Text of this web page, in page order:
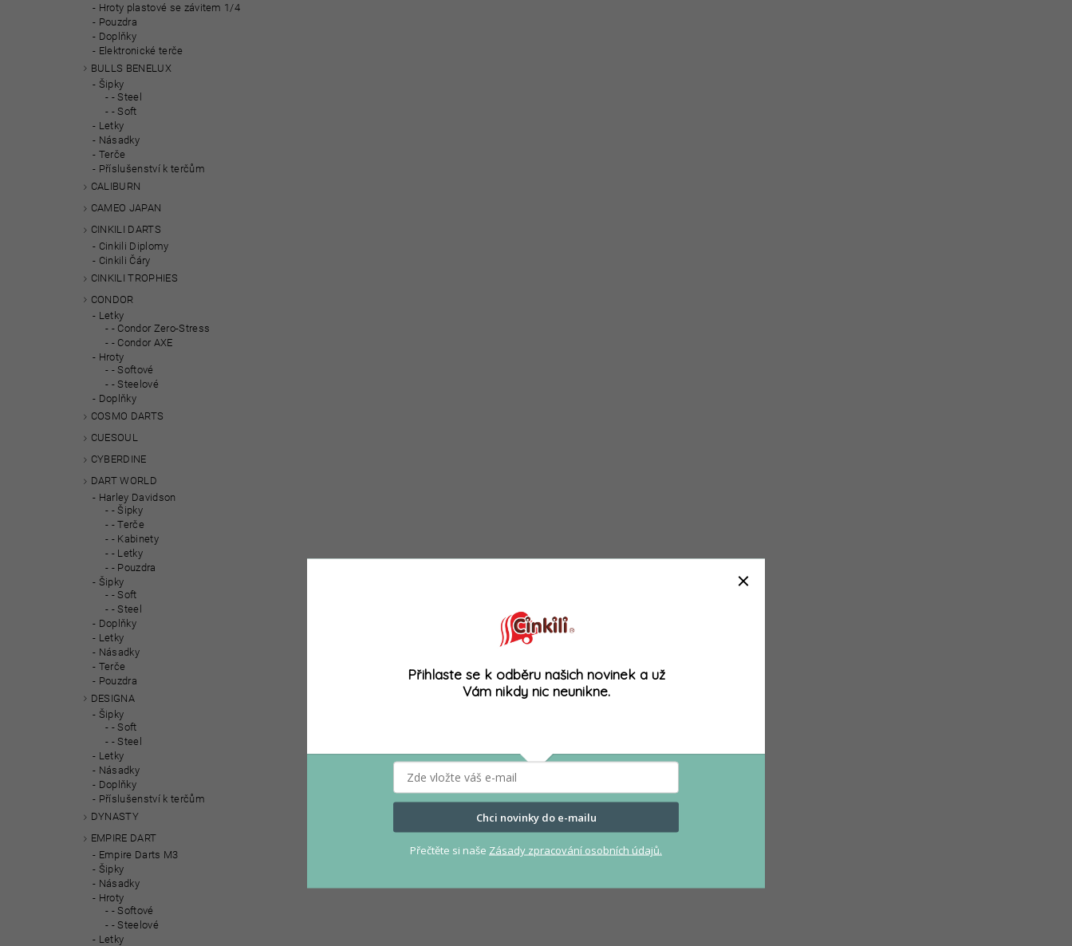
Hroty plastové se závitem 1/4
Pouzdra
Doplňky
Elektronické terče
BULLS BENELUX
Šipky
- Steel
- Soft
Letky
Násadky
Terče
Příslušenství k terčům
CALIBURN
CAMEO JAPAN
CINKILI DARTS
Cinkili Diplomy
Cinkili Čáry
CINKILI TROPHIES
CONDOR
Letky
- Condor Zero-Stress
- Condor AXE
Hroty
- Softové
- Steelové
Doplňky
COSMO DARTS
CUESOUL
CYBERDINE
DART WORLD
Harley Davidson
- Šipky
- Terče
- Kabinety
- Letky
- Pouzdra
Šipky
- Soft
- Steel
Doplňky
Letky
Násadky
Terče
Pouzdra
DESIGNA
Šipky
- Soft
- Steel
Letky
Násadky
Doplňky
Příslušenství k terčům
DYNASTY
EMPIRE DART
Empire Darts M3
Šipky
Násadky
Hroty
- Softové
- Steelové
Letky
Přihlaste se k odběru našich novinek a už
Vám nikdy nic neunikne.
Chci novinky do e-mailu
Přečtěte si naše Zásady zpracování osobních údajů.